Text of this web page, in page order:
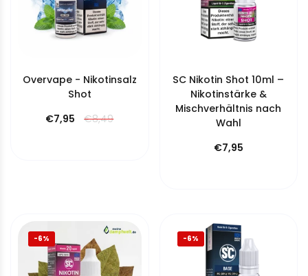
Overvape - Nikotinsalz
Shot
€7,95
€8,49
SC Nikotin Shot 10ml –
Nikotinstärke &
Mischverhältnis nach
Wahl
€7,95
-6% -6%